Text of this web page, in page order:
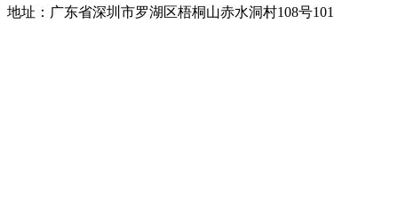
地址：广东省深圳市罗湖区梧桐山赤水洞村108号101